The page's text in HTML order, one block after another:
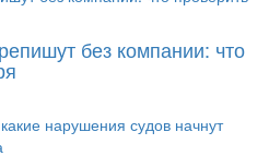
без компании: что